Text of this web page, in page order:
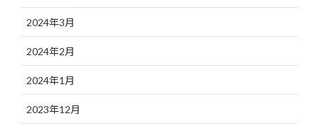
2024年3月
2024年2月
2024年1月
2023年12月